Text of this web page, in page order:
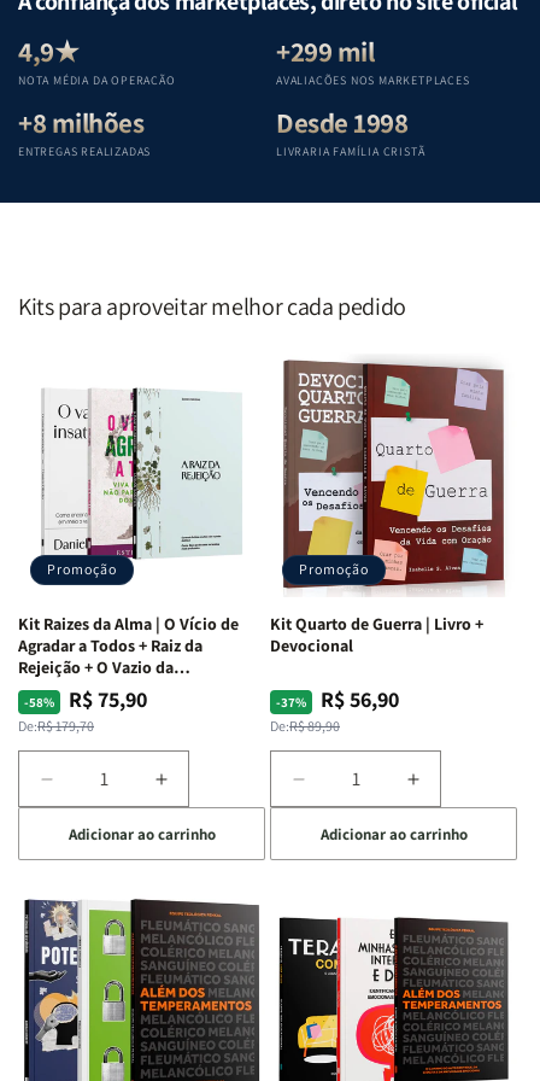
Equipe
Teológica
Penkal
Equipe
Penkal
Equipe
Teológica
Penkal
Equipe
4,9★
NOTA MÉDIA DA OPERAÇÃO
+299 mil
AVALIAÇÕES NOS MARKETPLACES
+8 milhões
ENTREGAS REALIZADAS
Desde 1998
LIVRARIA FAMÍLIA CRISTÃ
Kits para aproveitar melhor cada pedido
Promoção
Kit Raizes da Alma | O Vício de
Agradar a Todos + Raiz da
Rejeição + O Vazio da
Insatisfação.
-58%
Preço
normal
De:R$ 179,70
Preço
promocional
R$ 75,90
Diminuir
a
quantidade
de
Raizes
da
Alma
|
O
Vício
Aumentar
a
quantidade
de
Raizes
da
Alma
|
O
Vício
de
Adicionar ao carrinho
Promoção
Kit Quarto de Guerra | Livro +
Devocional
-37%
Preço
normal
De:R$ 89,90
Preço
promocional
R$ 56,90
Diminuir
a
quantidade
de
Quarto
de
Guerra
Livro
+
Devocional
Aumentar
a
quantidade
de
Quarto
de
Guerra
|
Livro
+
Devocional
Adicionar ao carrinho